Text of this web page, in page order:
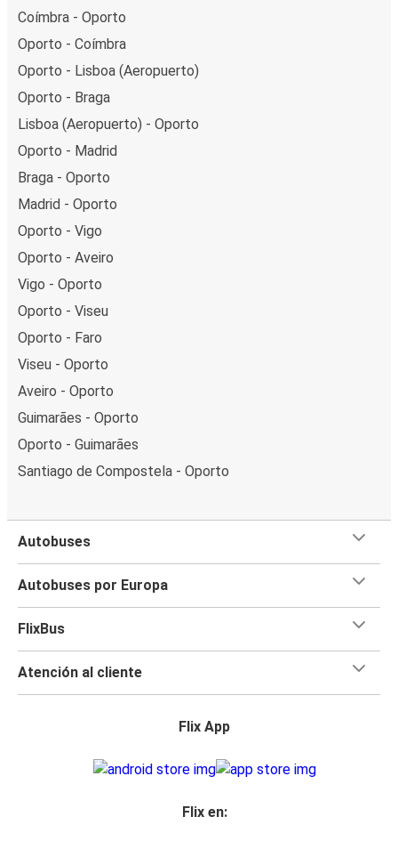
Coímbra - Oporto
Oporto - Coímbra
Oporto - Lisboa (Aeropuerto)
Oporto - Braga
Lisboa (Aeropuerto) - Oporto
Oporto - Madrid
Braga - Oporto
Madrid - Oporto
Oporto - Vigo
Oporto - Aveiro
Vigo - Oporto
Oporto - Viseu
Oporto - Faro
Viseu - Oporto
Aveiro - Oporto
Guimarães - Oporto
Oporto - Guimarães
Santiago de Compostela - Oporto
Autobuses
Autobuses por Europa
FlixBus
Atención al cliente
Flix App
Flix en: